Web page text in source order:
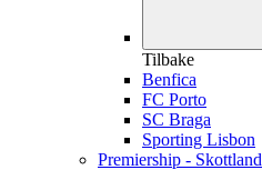
Tilbake
Benfica
FC Porto
SC Braga
Sporting Lisbon
Premiership - Skottland